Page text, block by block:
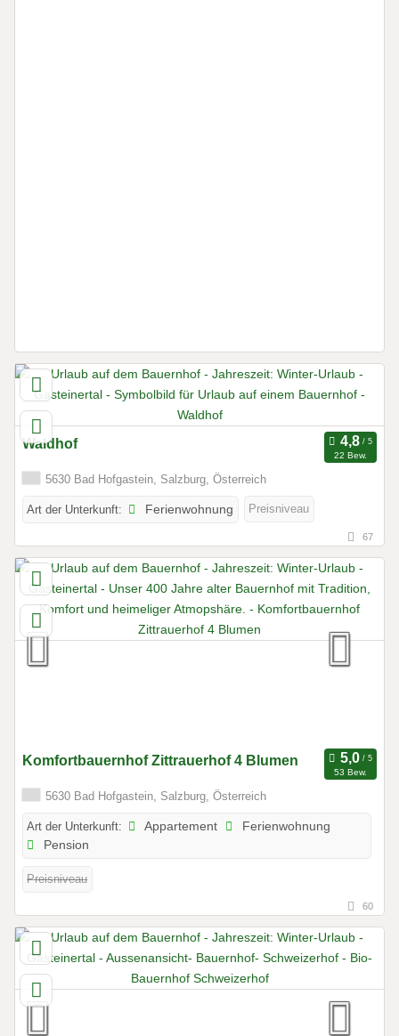
Waldhof
22 Bew.
5630 Bad Hofgastein, Salzburg, Österreich
Art der Unterkunft: Ferienwohnung Preisniveau
67
Komfortbauernhof Zittrauerhof 4 Blumen
53 Bew.
5630 Bad Hofgastein, Salzburg, Österreich
Art der Unterkunft: Appartement
Ferienwohnung
Pension
Preisniveau
60